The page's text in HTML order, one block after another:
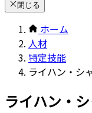
閉じる
ホーム
人材
特定技能
ライハン・シ
ライハン・